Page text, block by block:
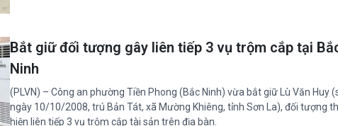
Bắt giữ đối tượng gây liên tiếp 3 vụ trộm cắp tại
Ninh
(PLVN) – Công an phường Tiền Phong (Bắc Ninh) vừa bắt giữ Lù Văn Huy
ngày 10/10/2008, trú Bản Tát, xã Mường Khiêng, tỉnh Sơn La), đối tượng
hiện liên tiếp 3 vụ trộm cắp tài sản trên địa bàn.